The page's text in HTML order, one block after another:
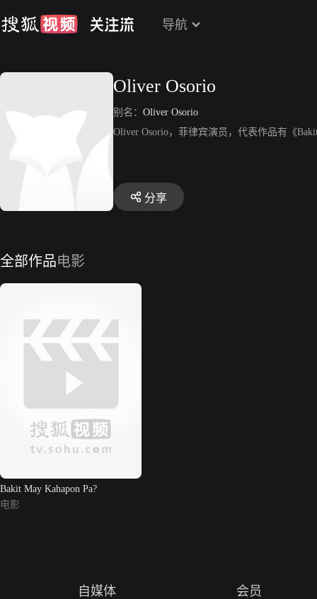
导航
Oliver Osorio
别名： Oliver Osorio
Oliver Osorio，菲律宾演员，代表作品有《
分享
全部作品电影
Bakit May Kahapon Pa?
电影
自媒体 会员